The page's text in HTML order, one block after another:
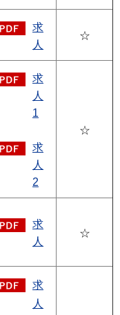
求
人
☆
求
人
1
求
人
2
☆
求
人
☆
求
人